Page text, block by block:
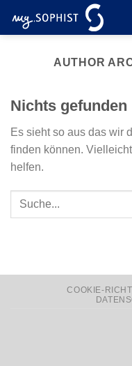
Inhalt
AUTHOR
Nichts gefunden
Es sieht so aus das wir
finden können.
helfen.
COOKIE-